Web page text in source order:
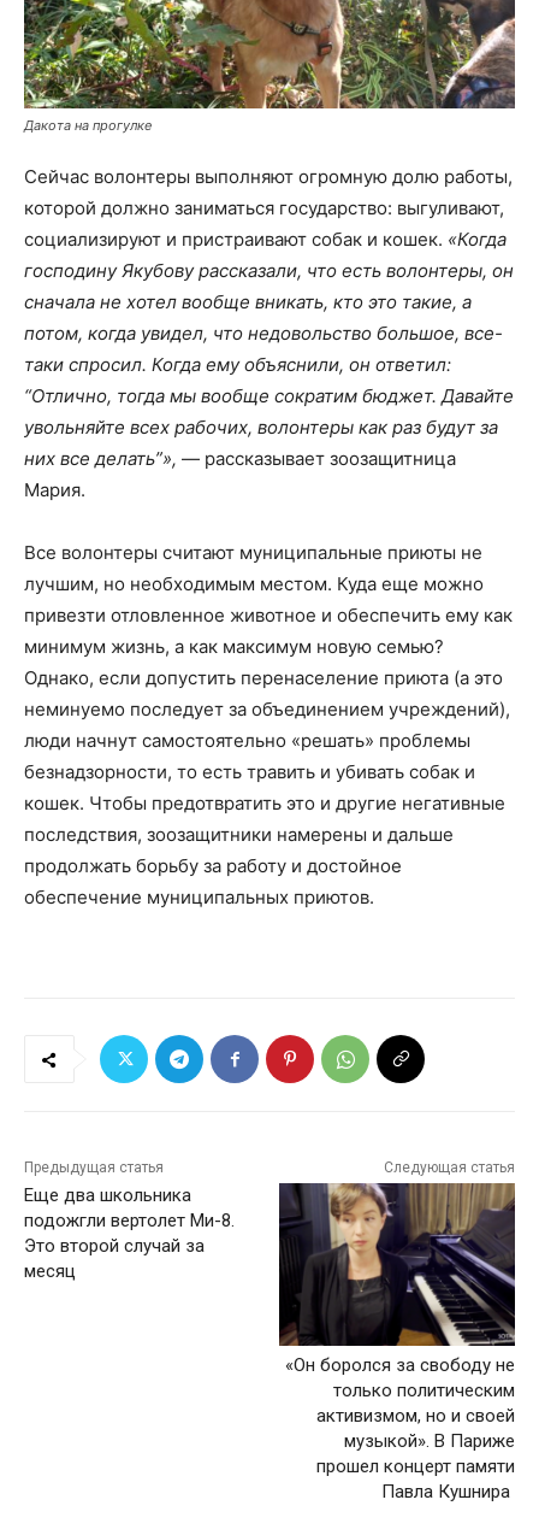
Дакота на прогулке
Сейчас волонтеры выполняют огромную долю работы,
которой должно заниматься государство: выгуливают,
социализируют и пристраивают собак и кошек. «Когда
господину Якубову рассказали, что есть волонтеры, он
сначала не хотел вообще вникать, кто это такие, а
потом, когда увидел, что недовольство большое, все-
таки спросил. Когда ему объяснили, он ответил:
“Отлично, тогда мы вообще сократим бюджет. Давайте
увольняйте всех рабочих, волонтеры как раз будут за
них все делать”», — рассказывает зоозащитница
Мария.
Все волонтеры считают муниципальные приюты не
лучшим, но необходимым местом. Куда еще можно
привезти отловленное животное и обеспечить ему как
минимум жизнь, а как максимум новую семью?
Однако, если допустить перенаселение приюта (а это
неминуемо последует за объединением учреждений),
люди начнут самостоятельно «решать» проблемы
безнадзорности, то есть травить и убивать собак и
кошек. Чтобы предотвратить это и другие негативные
последствия, зоозащитники намерены и дальше
продолжать борьбу за работу и достойное
обеспечение муниципальных приютов.
Предыдущая статья
Еще два школьника
подожгли вертолет Ми-8.
Это второй случай за
месяц
Следующая статья
«Он боролся за свободу не
только политическим
активизмом, но и своей
музыкой». В Париже
прошел концерт памяти
Павла Кушнира